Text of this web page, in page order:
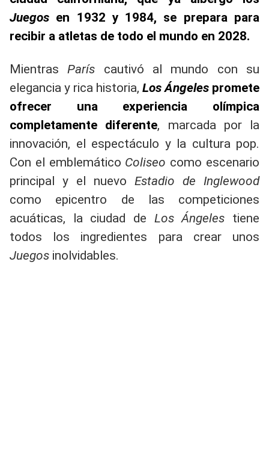
Juegos en 1932 y 1984, se prepara para
recibir a atletas de todo el mundo en 2028.
MientrasParís cautivó al mundo con su
elegancia y rica historia, Los Ángeles promete
ofrecer una experiencia olímpica
completamente diferente, marcada por la
innovación, el espectáculo y la cultura pop.
Con el emblemático Coliseo como escenario
principal y el nuevo Estadio de Inglewood
como epicentro de las competiciones
acuáticas, la ciudad de Los Ángeles tiene
todos los ingredientes para crear unos
Juegos inolvidables.